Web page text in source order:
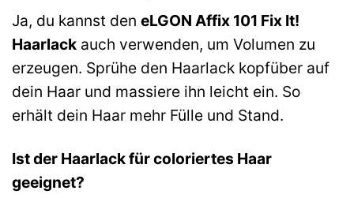
Ja, du kannst den eLGON Affix 101 Fix It!
Haarlack auch verwenden, um Volumen zu
erzeugen. Sprühe den Haarlack kopfüber auf
dein Haar und massiere ihn leicht ein. So
erhält dein Haar mehr Fülle und Stand.
Ist der Haarlack für coloriertes Haar
geeignet?